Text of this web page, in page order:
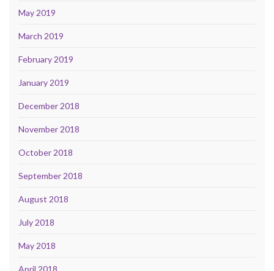
May 2019
March 2019
February 2019
January 2019
December 2018
November 2018
October 2018
September 2018
August 2018
July 2018
May 2018